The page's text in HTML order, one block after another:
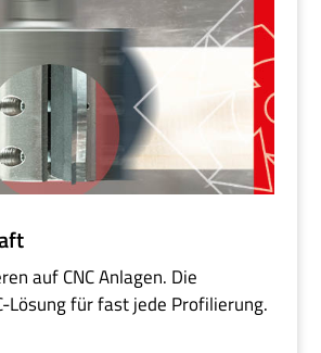
auf CNC Anlagen. Die
Lösung für fast jede Profilierung.